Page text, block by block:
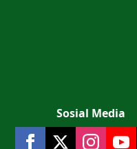
Sosial Media